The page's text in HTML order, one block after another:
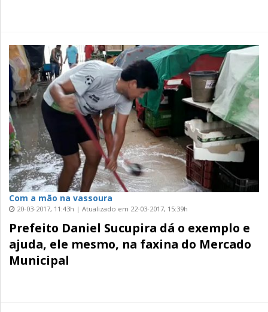
Com a mão na vassoura
20-03-2017, 11:43h | Atualizado em 22-03-2017, 15:39h
Prefeito Daniel Sucupira dá o exemplo e
ajuda, ele mesmo, na faxina do Mercado
Municipal